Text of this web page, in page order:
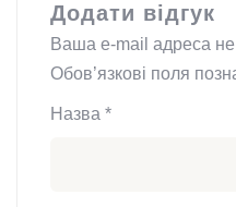
Додати відгук
Ваша e-mail адреса
Обов’язкові поля
Назва *